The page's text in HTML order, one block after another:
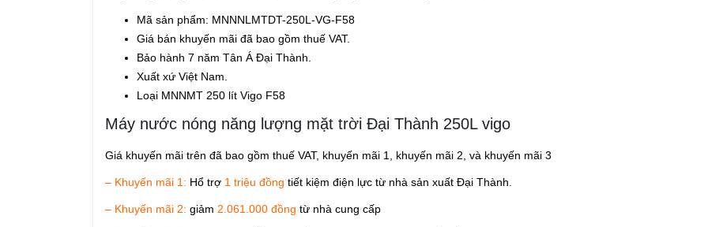
Mã sản phẩm: MNNNLMTDT-250L-VG-F58
Giá bán khuyến mãi đã bao gồm thuế VAT.
Bảo hành 7 năm Tân Á Đại Thành.
Xuất xứ Việt Nam.
Loại MNNMT 250 lít Vigo F58
Máy nước nóng năng lượng mặt trời Đại Thành 250L vigo
Giá khuyến mãi trên đã bao gồm thuế VAT, khuyến mãi 1, khuyến mãi 2, và khuyến mãi 3
– Khuyến mãi 1: Hổ trợ 1 triệu đồng tiết kiệm điện lực từ nhà sản xuất Đại Thành.
– Khuyến mãi 2: giảm 2.061.000 đồng từ nhà cung cấp